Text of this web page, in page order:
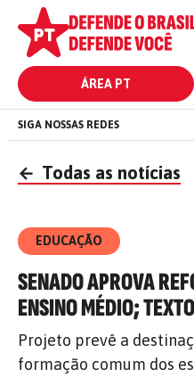
ÁREA PT
SIGA NOSSAS REDES
← Todas as notícias
EDUCAÇÃO
SENADO APROVA
ENSINO MÉDIO;
Projeto prevê a
formação comum dos